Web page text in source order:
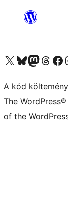
Visit our X (formerly Twitter) account
Visit our Bluesky account
Twitter
Visit our
A kód
The
of the